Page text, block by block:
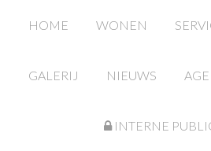
HOME WONEN
GALERIJ NIEUWS
INTERNE